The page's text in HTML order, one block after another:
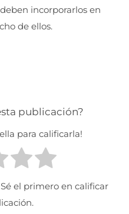
incorporarlos en
de ellos.
publicación?
para calificarla!
el primero en calificar